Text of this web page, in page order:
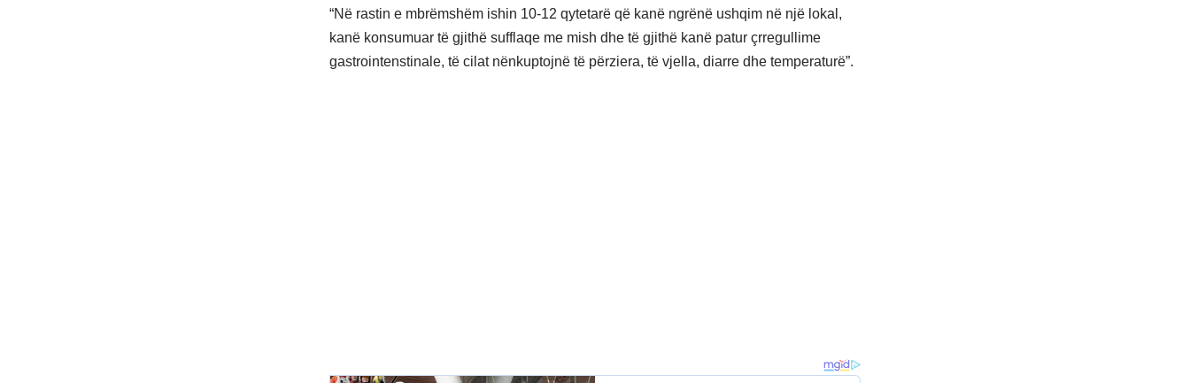
“Në rastin e mbrëmshëm ishin 10-12 qytetarë që kanë ngrënë ushqim në një lokal,
kanë konsumuar të gjithë sufflaqe me mish dhe të gjithë kanë patur çrregullime
gastrointenstinale, të cilat nënkuptojnë të përziera, të vjella, diarre dhe temperaturë”.